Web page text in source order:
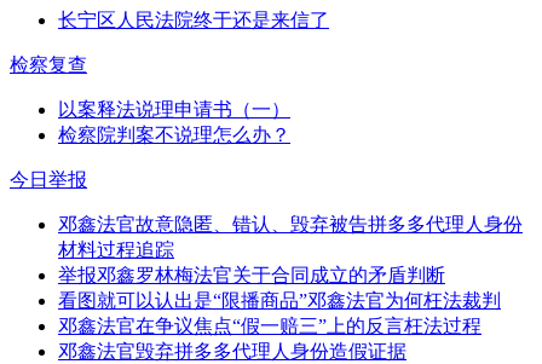
长宁区人民法院终于还是来信了
检察复查
以案释法说理申请书（一）
检察院判案不说理怎么办？
今日举报
邓鑫法官故意隐匿、错认、毁弃被告拼多多代理人身份
材料过程追踪
举报邓鑫罗林梅法官关于合同成立的矛盾判断
看图就可以认出是“限播商品”邓鑫法官为何枉法裁判
邓鑫法官在争议焦点“假一赔三”上的反言枉法过程
邓鑫法官毁弃拼多多代理人身份造假证据